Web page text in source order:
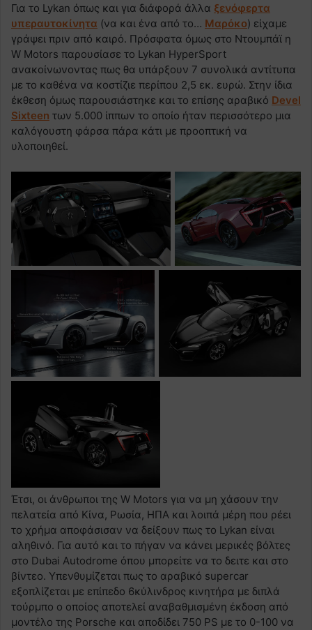
Για το Lykan όπως και για διάφορά άλλα ξενόφερτα
υπεραυτοκίνητα (να και ένα από το… Μαρόκο) είχαμε
γράψει πριν από καιρό. Πρόσφατα όμως στο Ντουμπάϊ η
W Motors παρουσίασε το Lykan HyperSport
ανακοίνωνοντας πως θα υπάρξουν 7 συνολικά αντίτυπα
με το καθένα να κοστίζιε περίπου 2,5 εκ. ευρώ. Στην ίδια
έκθεση όμως παρουσιάστηκε και το επίσης αραβικό Devel
Sixteen των 5.000 ίππων το οποίο ήταν περισσότερο μια
καλόγουστη φάρσα πάρα κάτι με προοπτική να
υλοποιηθεί.
Έτσι, οι άνθρωποι της W Motors για να μη χάσουν την
πελατεία από Κίνα, Ρωσία, ΗΠΑ και λοιπά μέρη που ρέει
το χρήμα αποφάσισαν να δείξουν πως το Lykan είναι
αληθινό. Για αυτό και το πήγαν να κάνει μερικές βόλτες
στο Dubai Autodrome όπου μπορείτε να το δειτε και στο
βίντεο. Υπενθυμίζεται πως το αραβικό supercar
εξοπλίζεται με επίπεδο 6κύλινδρος κινητήρα με διπλά
τούρμπο ο οποίος αποτελεί αναβαθμισμένη έκδοση από
μοντέλο της Porsche και αποδίδει 750 PS με το 0-100 να